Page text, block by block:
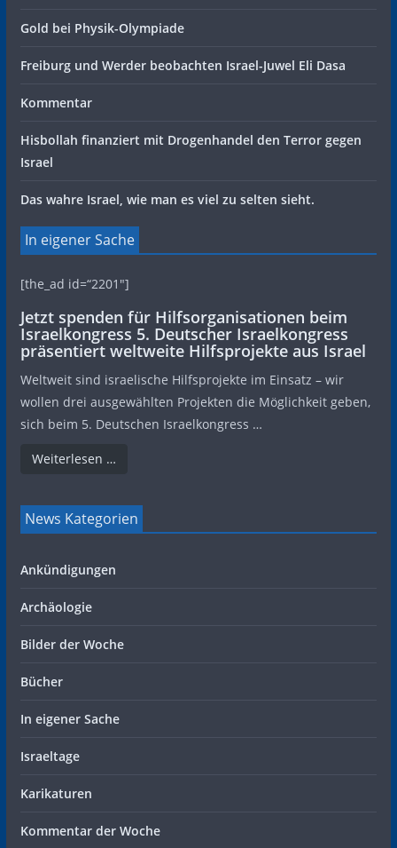
Gold bei Physik-Olympiade
Freiburg und Werder beobachten Israel-Juwel Eli Dasa
Kommentar
Hisbollah finanziert mit Drogenhandel den Terror gegen
Israel
Das wahre Israel, wie man es viel zu selten sieht.
In eigener Sache
[the_ad id=“2201″]
Jetzt spenden für Hilfsorganisationen beim
Israelkongress 5. Deutscher Israelkongress
präsentiert weltweite Hilfsprojekte aus Israel
Weltweit sind israelische Hilfsprojekte im Einsatz – wir
wollen drei ausgewählten Projekten die Möglichkeit geben,
sich beim 5. Deutschen Israelkongress …
Weiterlesen …
News Kategorien
Ankündigungen
Archäologie
Bilder der Woche
Bücher
In eigener Sache
Israeltage
Karikaturen
Kommentar der Woche